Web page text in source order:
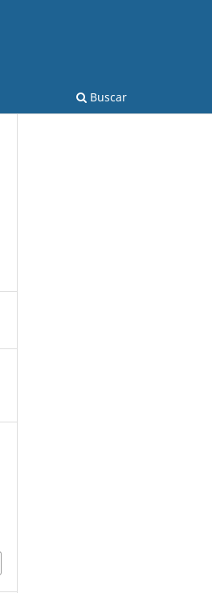
Buscar